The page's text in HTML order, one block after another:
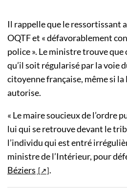
Il rappelle que le ressortissant
OQTF et « défavorablement
police ». Le ministre trouve que
qu’il soit régularisé par la voie
citoyenne française, même si la
autorise.
« Le maire soucieux de l’ordre
lui qui se retrouve devant le
l’individu qui est entré
ministre de l’Intérieur, pour
Béziers
.